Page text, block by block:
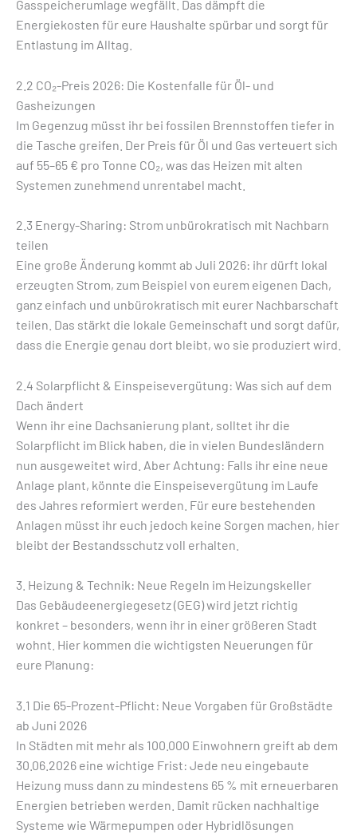
Gasspeicherumlage wegfällt. Das dämpft die
Energiekosten für eure Haushalte spürbar und sorgt für
Entlastung im Alltag.
2.2 CO₂-Preis 2026: Die Kostenfalle für Öl- und
Gasheizungen
Im Gegenzug müsst ihr bei fossilen Brennstoffen tiefer in
die Tasche greifen. Der Preis für Öl und Gas verteuert sich
auf 55–65 € pro Tonne CO₂, was das Heizen mit alten
Systemen zunehmend unrentabel macht.
2.3 Energy-Sharing: Strom unbürokratisch mit Nachbarn
teilen
Eine große Änderung kommt ab Juli 2026: ihr dürft lokal
erzeugten Strom, zum Beispiel von eurem eigenen Dach,
ganz einfach und unbürokratisch mit eurer Nachbarschaft
teilen. Das stärkt die lokale Gemeinschaft und sorgt dafür,
dass die Energie genau dort bleibt, wo sie produziert wird.
2.4 Solarpflicht & Einspeisevergütung: Was sich auf dem
Dach ändert
Wenn ihr eine Dachsanierung plant, solltet ihr die
Solarpflicht im Blick haben, die in vielen Bundesländern
nun ausgeweitet wird. Aber Achtung: Falls ihr eine neue
Anlage plant, könnte die Einspeisevergütung im Laufe
des Jahres reformiert werden. Für eure bestehenden
Anlagen müsst ihr euch jedoch keine Sorgen machen, hier
bleibt der Bestandsschutz voll erhalten.
3. Heizung & Technik: Neue Regeln im Heizungskeller
Das Gebäudeenergiegesetz (GEG) wird jetzt richtig
konkret – besonders, wenn ihr in einer größeren Stadt
wohnt. Hier kommen die wichtigsten Neuerungen für
eure Planung:
3.1 Die 65-Prozent-Pflicht: Neue Vorgaben für Großstädte
ab Juni 2026
In Städten mit mehr als 100.000 Einwohnern greift ab dem
30.06.2026 eine wichtige Frist: Jede neu eingebaute
Heizung muss dann zu mindestens 65 % mit erneuerbaren
Energien betrieben werden. Damit rücken nachhaltige
Systeme wie Wärmepumpen oder Hybridlösungen